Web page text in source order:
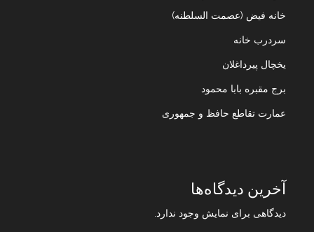
خانه فیض (عصمت السلطنه)
سردرب خانه
یخچال پیرداغلان
برج مقبره بابا محمود
عمارت تقاطع حافظ و جمهوری
آخرین دیدگاه‌ها
دیدگاهی برای نمایش وجود ندارد.